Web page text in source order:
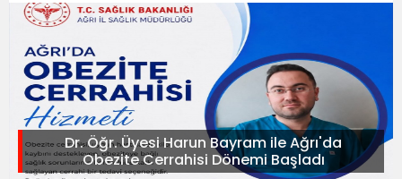
Dr. Öğr. Üyesi Harun Bayram ile Ağrı'da
Obezite Cerrahisi Dönemi Başladı